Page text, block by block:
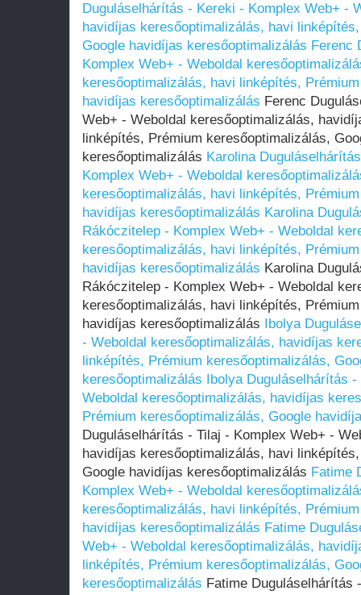
Duguláselhárítás - Kereki - Komplex Web+ -
havidíjas keresőoptimalizálás, havi
Google havidíjas keresőoptimalizálás Ferenc
Komplex Web+ - Weboldal
keresőoptimalizálás, havi linképítés,
havidíjas keresőoptimalizálás Ferenc
Web+ - Weboldal keresőoptimalizálás,
linképítés, Prémium keresőoptimalizálás,
keresőoptimalizálás Karolina
Komplex Web+ - Weboldal
keresőoptimalizálás, havi linképítés,
havidíjas keresőoptimalizálás Karolina
Rákóczitelep - Komplex Web+ - Weboldal
keresőoptimalizálás, havi linképítés,
havidíjas keresőoptimalizálás Karolina
Rákóczitelep - Komplex Web+ - Weboldal
keresőoptimalizálás, havi linképítés,
havidíjas keresőoptimalizálás Ibolya
- Weboldal keresőoptimalizálás, havidíjas
linképítés, Prémium keresőoptimalizálás,
keresőoptimalizálás Ibolya Duguláselhárítás
Weboldal keresőoptimalizálás, havidíjas
Prémium keresőoptimalizálás, Google
Duguláselhárítás - Tilaj - Komplex Web+ -
havidíjas keresőoptimalizálás, havi
Google havidíjas keresőoptimalizálás Fatime
Komplex Web+ - Weboldal
keresőoptimalizálás, havi linképítés,
havidíjas keresőoptimalizálás Fatime
Web+ - Weboldal keresőoptimalizálás,
linképítés, Prémium keresőoptimalizálás,
keresőoptimalizálás Fatime Duguláselhárítás